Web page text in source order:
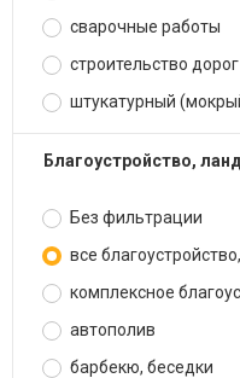
сварочные работы
строительство дорог
штукатурный
благоустройство,
Без фильтрации
все
комплексное
автополив
барбекю, беседки